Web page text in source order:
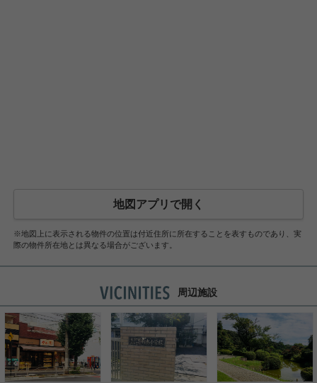
地図アプリで開く
※地図上に表示される物件の位置は付近住所に所在することを表すものであり、実
際の物件所在地とは異なる場合がございます。
周辺施設